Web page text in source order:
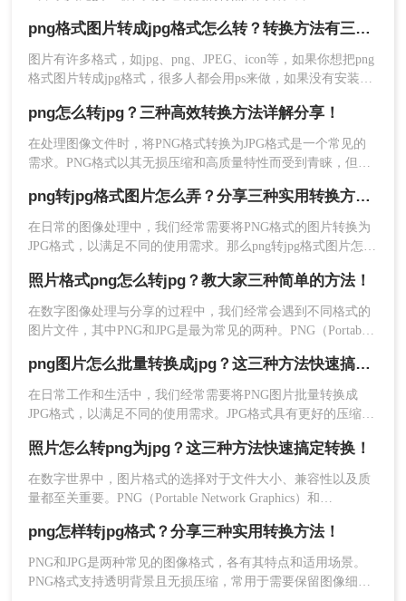
4、等待一小会就转好了，下载文件即可使用。
作一些简单的绘画，还具有图片格式转换功能，能
帮我们将PNG图片转换为JPG。
操作如下：
1、打开画图工具，导入需要转换的图片。
享色彩丰富但细节要求不高的图片。有时，我们可能需要将
PNG格式的图片转换为JPG格式，以减小文件大小、提高兼容
性或便于网络分享。那么png怎么转jpg格式呢？下面，我们将
介绍几种简单的方法来实现PNG到JPG的转换。
png格式图片转成jpg格式怎么转？转换方法有三种！
图片有许多格式，如jpg、png、JPEG、icon等，如果你想把png
格式图片转成jpg格式，很多人都会用ps来做，如果没有安装，
你介绍png格式图片转成jpg格式怎么转方法。一起来看看吧。
png怎么转jpg？三种高效转换方法详解分享！
在处理图像文件时，将PNG格式转换为JPG格式是一个常见的
需求。PNG格式以其无损压缩和高质量特性而受到青睐，但
络传输和存储。那么png怎么转jpg呢？本文将介绍三种将PNG
转换为JPG的实用方法。
png转jpg格式图片怎么弄？分享三种实用转换方法！
在日常的图像处理中，我们经常需要将PNG格式的图片转换为
JPG格式，以满足不同的使用需求。那么png转jpg格式图片怎么
照片格式png怎么转jpg？教大家三种简单的方法！
在数字图像处理与分享的过程中，我们经常会遇到不同格式的
图片文件，其中PNG和JPG是最为常见的两种。PNG（Portable
青睐，而JPG（Joint Photographic Experts Group）则因其较高的
压缩比和广泛的兼容性成为网络传输和打印的首选格式
png图片怎么批量转换成jpg？这三种方法快速搞定转换！
在日常工作和生活中，我们经常需要将PNG图片批量转换成
JPG格式，以满足不同的使用需求。JPG格式具有更好的压缩效
量转换成jpg呢？本文将介绍三种PNG图片批量转换成JPG的方
法，帮助读者高效地完成这一任务。
照片怎么转png为jpg？这三种方法快速搞定转换！
在数字世界中，图片格式的选择对于文件大小、兼容性以及质
量都至关重要。PNG（Portable Network Graphics）和
式，各有其特点。PNG格式以其无损压缩和透明背景支持而闻
名，而JPG则以较小的文件尺寸和广泛的兼容性在网页和社交
媒体上广受欢迎。因此，在某些情况下，您可能需要将PNG格
式的照片转换为JPG格式。那么照片怎么转png为jpg呢？以下是
png怎样转jpg格式？分享三种实用转换方法！
PNG和JPG是两种常见的图像格式，各有其特点和适用场景。
PNG格式支持透明背景且无损压缩，常用于需要保留图像细节